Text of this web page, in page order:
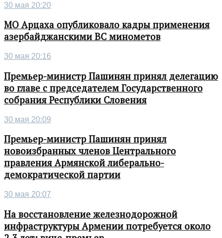
30 мая 20:20
МО Арцаха опубликовало кадры применения
азербайджанскими ВС минометов
30 мая 20:16
Премьер-министр Пашинян принял делегацию
во главе с председателем Государственного
собрания Республики Словения
30 мая 20:09
Премьер-министр Пашинян принял
новоизбранных членов Центрального
правления Армянской либерально-
демократической партии
30 мая 20:07
На восстановление железнодорожной
инфраструктуры Армении потребуется около